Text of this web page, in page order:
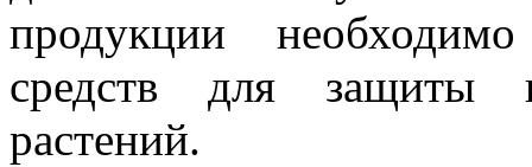
продукции
средств для защиты
растений.